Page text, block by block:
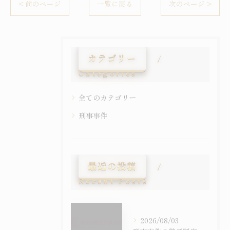
< 前のページ 一覧に戻る 次のページ >
カテゴリー
Categories
全てのカテゴリー
刑事事件
最近の投稿
Recent Posts
2026/08/03